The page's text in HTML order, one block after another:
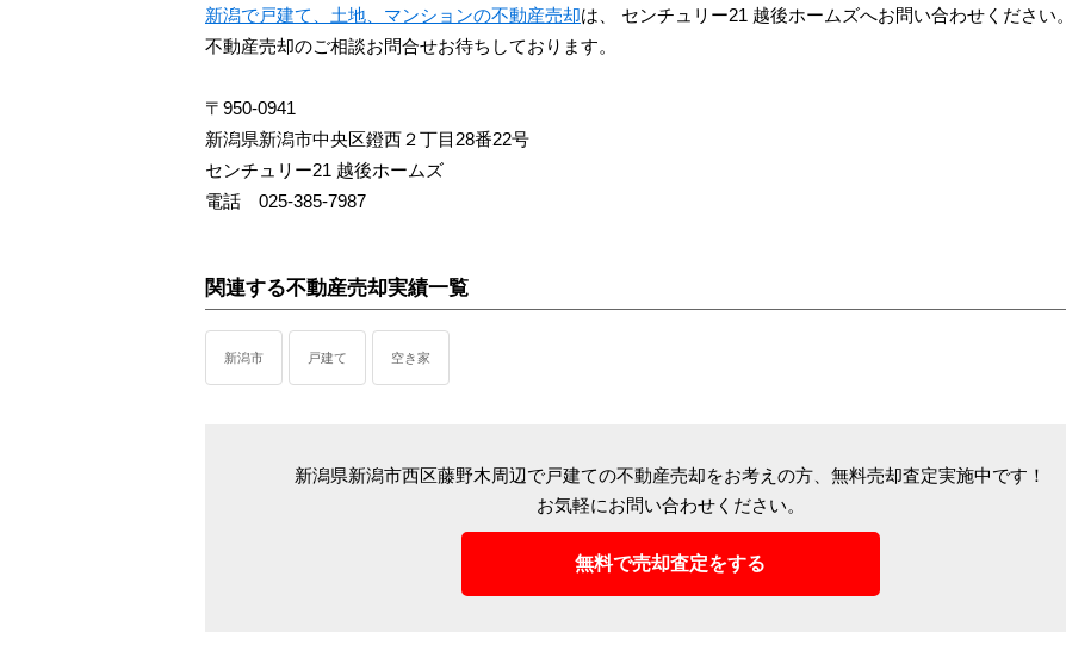
新潟で戸建て、土地、マンションの不動産売却は、 センチュリー21 越後ホームズへお問い合わせください。
不動産売却のご相談お問合せお待ちしております。
〒950-0941
新潟県新潟市中央区鐙西２丁目28番22号
センチュリー21 越後ホームズ
電話 025-385-7987
関連する不動産売却実績一覧
新潟市 戸建て 空き家
新潟県新潟市西区藤野木周辺で戸建ての不動産売却をお考えの方、 無料売却査定実施中です！
お気軽にお問い合わせください。
無料で売却査定をする